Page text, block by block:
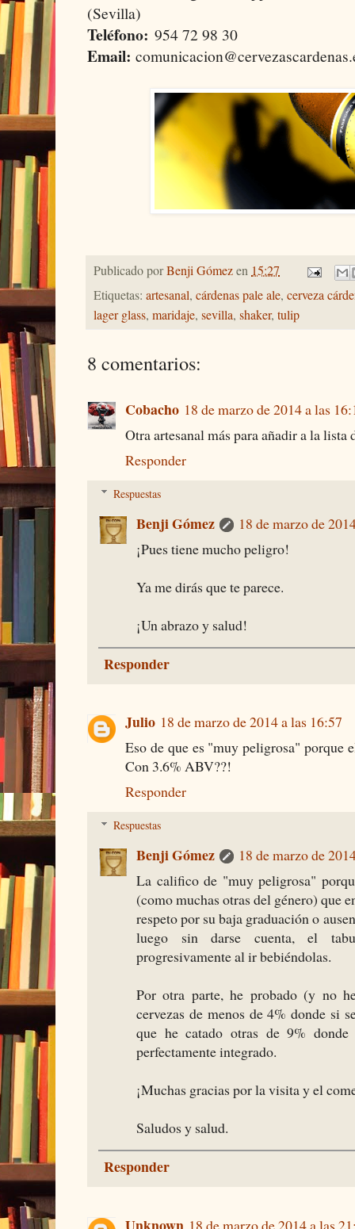
(Sevilla)
Teléfono: 954 72 98 30
Email:
Publicado porBenji Gómezen 15:27
Etiquetas: artesanal, cárdenas pale ale, cerveza
lager glass, maridaje, sevilla, shaker, tulip
8 comentarios:
Cobacho 18 de marzo de 2014 a las
Otra artesanal más para añadir a la lista
Responder
Respuestas
Benji Gómez
18 de marzo de
¡Pues tiene mucho peligro!
Ya me dirás que te parece.
¡Un abrazo y salud!
Responder
Julio 18 de marzo de 2014 a las 16:57
Eso de que es "muy peligrosa" porque
Con 3.6% ABV??!
Responder
Respuestas
Benji Gómez
18 de marzo de
La califico de "muy peligrosa"
(como muchas otras del género) que
respeto por su baja graduación o
luego sin darse cuenta, el
progresivamente al ir bebiéndolas.
Por otra parte, he probado (y no
cervezas de menos de 4% donde si
que he catado otras de 9%
perfectamente integrado.
¡Muchas gracias por la visita y el
Saludos y salud.
Responder
Unknown 18 de marzo de 2014 a las